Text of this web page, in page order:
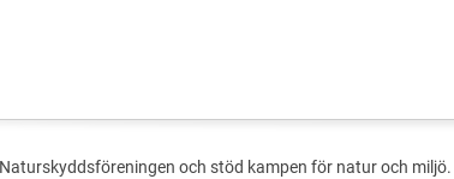
och stöd kampen för natur och miljö.